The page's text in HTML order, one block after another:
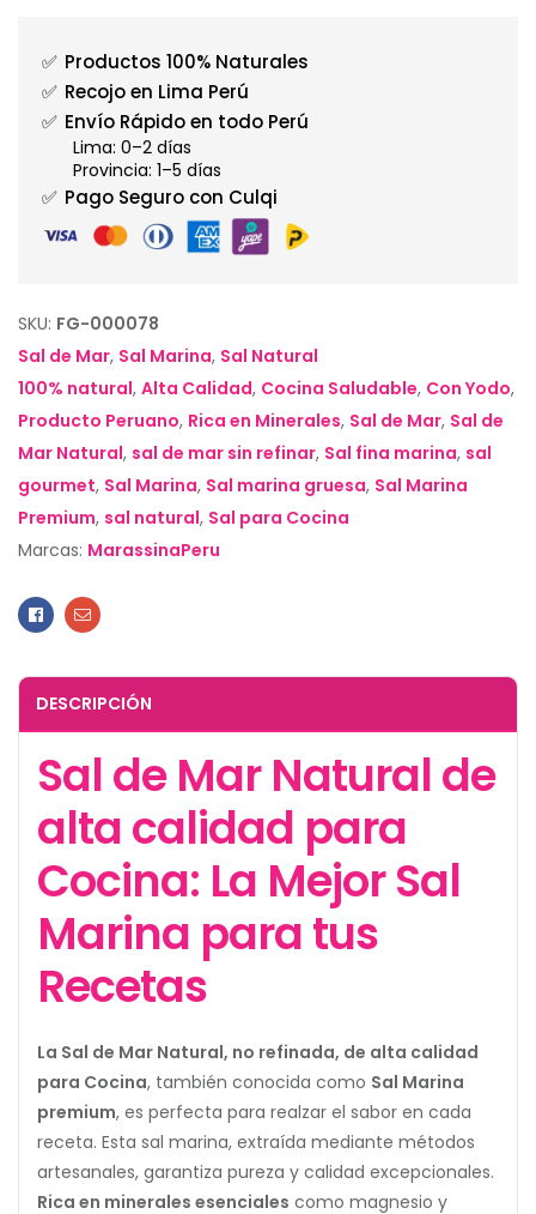
✅ Productos 100% Naturales
✅ Recojo en Lima Perú
✅ Envío Rápido en todo Perú
Lima: 0–2 días
Provincia: 1–5 días
✅ Pago Seguro con Culqi
SKU: FG-000078
Sal de Mar, Sal Marina, Sal Natural
100% natural, Alta Calidad, Cocina Saludable, Con Yodo,
Producto Peruano, Rica en Minerales, Sal de Mar, Sal de
Mar Natural, sal de mar sin refinar, Sal fina marina, sal
gourmet, Sal Marina, Sal marina gruesa, Sal Marina
Premium, sal natural, Sal para Cocina
Marcas: MarassinaPeru
Facebook
Email
DESCRIPCIÓN
Sal de Mar Natural de
alta calidad para
Cocina: La Mejor Sal
Marina para tus
Recetas
La Sal de Mar Natural, no refinada, de alta calidad
para Cocina, también conocida como Sal Marina
premium, es perfecta para realzar el sabor en cada
receta. Esta sal marina, extraída mediante métodos
artesanales, garantiza pureza y calidad excepcionales.
Rica en minerales esenciales como magnesio y